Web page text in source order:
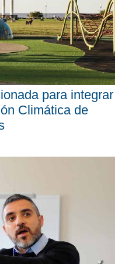
para integrar
Climática de